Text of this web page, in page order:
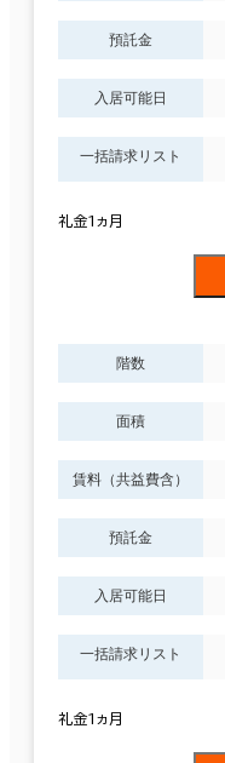
預託金
入居可能日
一括請求リスト
礼金1ヵ月
階数
面積
賃料（共益費含）
預託金
入居可能日
一括請求リスト
礼金1ヵ月